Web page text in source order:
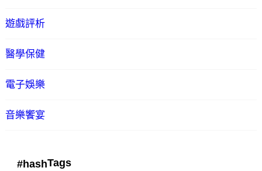
遊戲評析
醫學保健
電子娛樂
音樂饗宴
#hashTags